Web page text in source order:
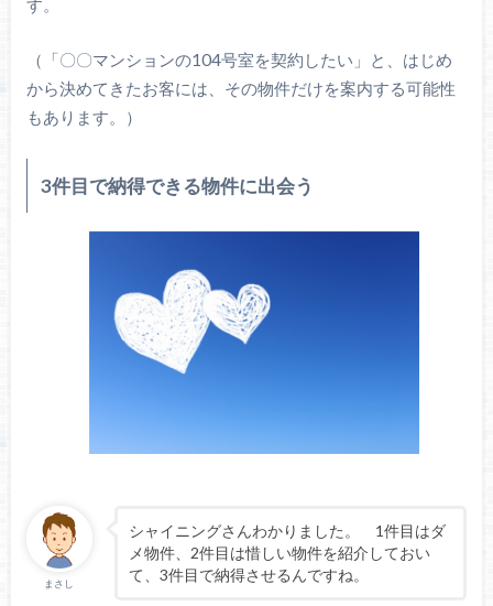
す。
（「〇〇マンションの104号室を契約したい」と、はじめ
から決めてきたお客には、その物件だけを案内する可能性
もあります。）
3件目で納得できる物件に出会う
まさし
シャイニングさんわかりました。 1件目はダ
メ物件、2件目は惜しい物件を紹介しておい
て、3件目で納得させるんですね。